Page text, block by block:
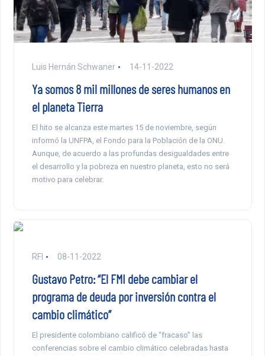
Luis Hernán Schwaner 14-11-2022
Ya somos 8 mil millones de seres humanos en
el planeta Tierra
El hito se alcanza este martes 15 de noviembre, según
informó la UNFPA, el Fondo para la Población de la ONU.
Aunque, de acuerdo a las profundas desigualdades entre
el desarrollo y la pobreza en nuestro planeta, esto no será
motivo para celebrar.
RFI 08-11-2022
Gustavo Petro: “El FMI debe cambiar el
programa de deuda por inversión contra el
cambio climático”
El presidente colombiano calificó de “fracaso” las
conferencias sobre el cambio climático celebradas hasta